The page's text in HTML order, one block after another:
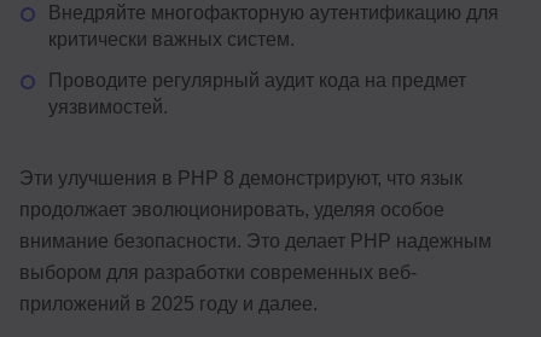
Внедряйте многофакторную аутентификацию для
критически важных систем.
Проводите регулярный аудит кода на предмет
уязвимостей.
Эти улучшения в PHP 8 демонстрируют, что язык
продолжает эволюционировать, уделяя особое
внимание безопасности. Это делает PHP надежным
выбором для разработки современных веб-
приложений в 2025 году и далее.